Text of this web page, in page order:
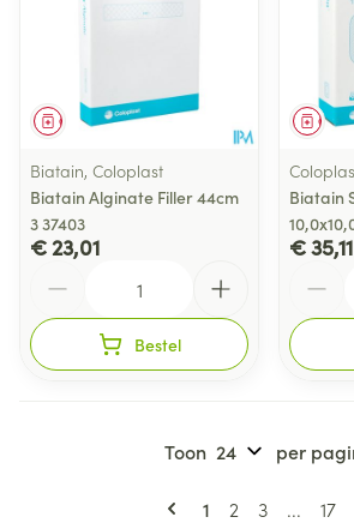
Geneesmiddel
Biatain, Coloplast
Biatain Alginate Filler 44cm
3 37403
€ 23,01
Bestel
Biatain
€ 35,11
Pagina's
U lees
1 Pagina
2 Pagina
3 ... 17
Toon per